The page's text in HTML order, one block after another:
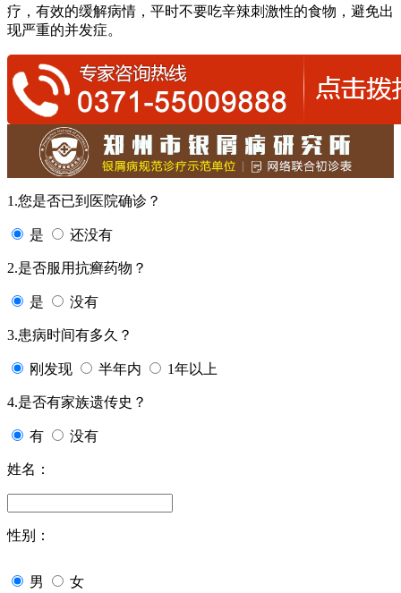
疗，有效的缓解病情，平时不要吃辛辣刺激性的食物，避免出
现严重的并发症。
1.您是否已到医院确诊？
是 还没有
2.是否服用抗癣药物？
是 没有
3.患病时间有多久？
刚发现 半年内 1年以上
4.是否有家族遗传史？
有 没有
姓名：
性别：
男 女